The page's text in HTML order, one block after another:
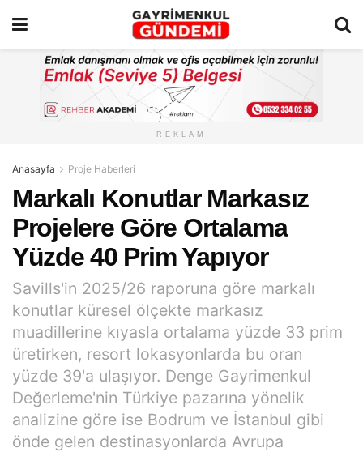
REKLAM
Anasayfa Proje Haberleri
Markalı Konutlar Markasız
Projelere Göre Ortalama
Yüzde 40 Prim Yapıyor
Savills'in 2025/26 raporuna göre markalı
konutlar küresel ölçekte markasız
muadillerine kıyasla ortalama yüzde 33 prim
üretirken, resort lokasyonlarda bu oran
yüzde 39'a ulaşıyor. Denge Gayrimenkul
Değerleme'nin Türkiye pazarına yönelik
analizine göre ise Bodrum ve İstanbul gibi
önde gelen destinasyonlarda Avrupa